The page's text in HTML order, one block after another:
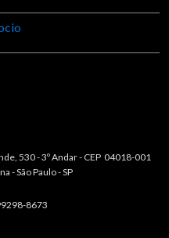
530 - 3º Andar - CEP 04018-001
- São Paulo - SP
8673